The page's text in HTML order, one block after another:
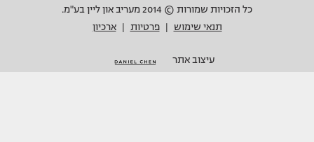
כל הזכויות שמורות © 2014 מעריב און ליין בע"מ.
תנאי שימוש
פרטיות ארכיון
עיצוב אתר